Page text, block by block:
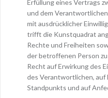
Erfüllung eines Vertrags
und dem
mit ausdrücklicher
trifft die Kunstquadrat
Rechte und Freiheiten
der betroffenen Person
Recht auf Erwirkung des
des Verantwortlichen, auf
Standpunkts und auf